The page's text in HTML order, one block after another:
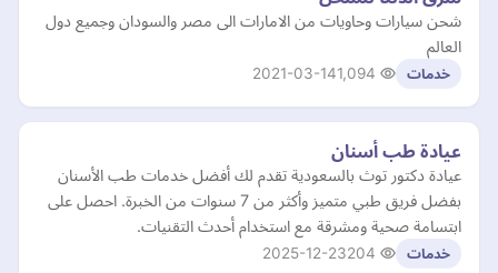
شحن سيارات وحاويات من الامارات الى مصر والسودان وجميع دول
العالم
خدمات 2021-03-14
عيادة طب أسنان
عيادة دكتور توث بالسعودية تقدم لك أفضل خدمات طب الأسنان
بفضل فريق طبي متميز وأكثر من 7 سنوات من الخبرة. احصل على
ابتسامة صحية ومشرقة مع استخدام أحدث التقنيات.
خدمات 2025-12-23